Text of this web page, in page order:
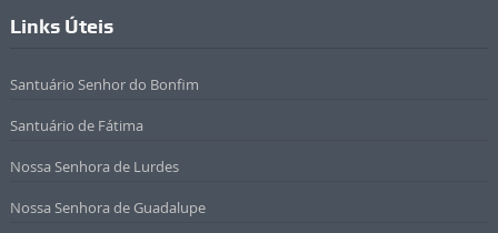
Links Úteis
Santuário Senhor do Bonfim
Santuário de Fátima
Nossa Senhora de Lurdes
Nossa Senhora de Guadalupe